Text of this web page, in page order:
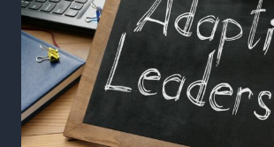
NOUVELLES
FRONTIÈRES
MATIÈRE
DE
CYBERSÉCURITÉ